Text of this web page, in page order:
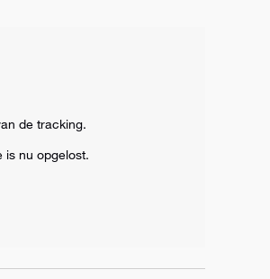
de tracking.
is nu opgelost.